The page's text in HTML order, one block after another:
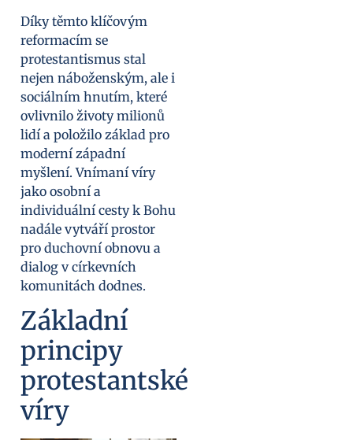
Díky těmto klíčovým
reformacím se
protestantismus stal
nejen náboženským, ale i
sociálním hnutím, které
ovlivnilo životy milionů
lidí a položilo základ pro
moderní západní
myšlení. Vnímaní víry
jako osobní a
individuální cesty k Bohu
nadále vytváří prostor
pro duchovní obnovu a
dialog v církevních
komunitách dodnes.
Základní
principy
protestantské
víry